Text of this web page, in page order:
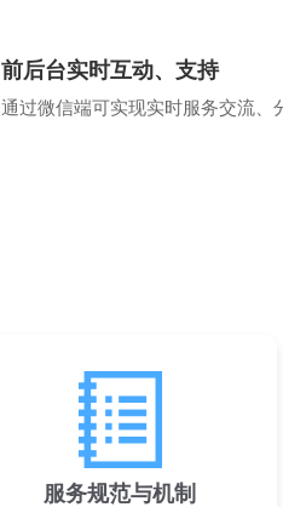
前后台实时互动、支持
通过微信端可实现实时服务交流、
服务规范与机制